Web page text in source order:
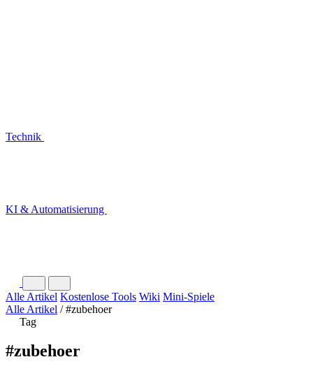
Technik
KI & Automatisierung
Alle Artikel Kostenlose Tools Wiki Mini-Spiele
Alle Artikel / #zubehoer
Tag
#zubehoer